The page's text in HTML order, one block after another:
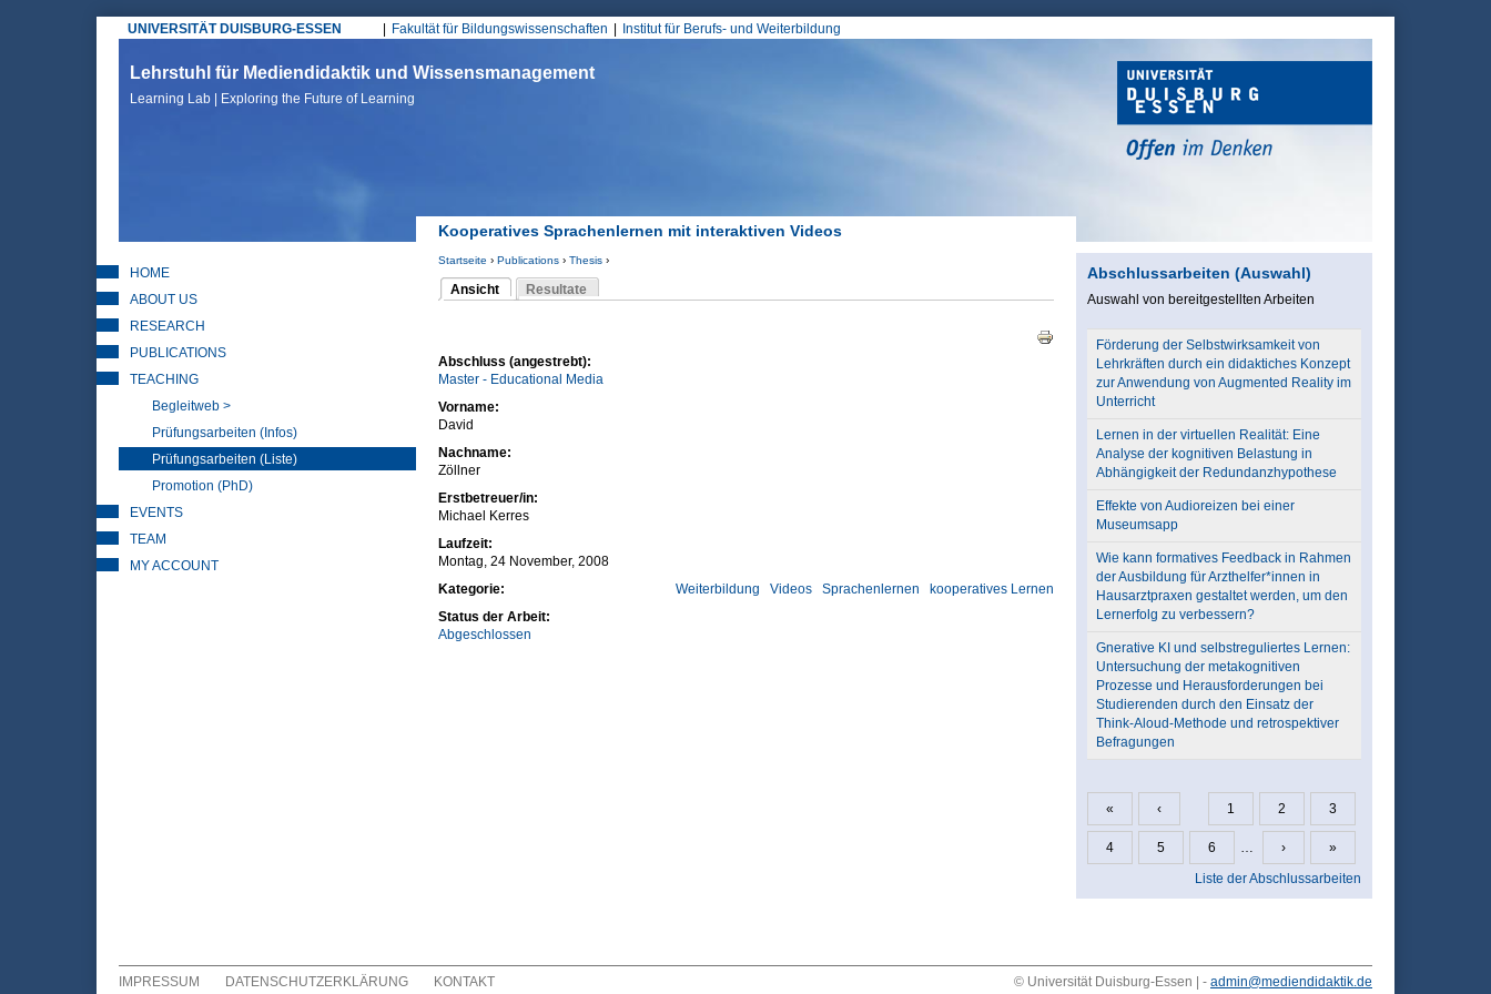
UNIVERSITÄT DUISBURG-ESSEN
Hauptmenü
Fakultät für Bildungswissenschaften Institut für Berufs- und Weiterbildung
Lehrstuhl für Mediendidaktik und Wissensmanagement
Learning Lab | Exploring the Future of Learning
Kooperatives Sprachenlernen mit interaktiven Videos
Sie sind hier
Startseite › Publications› Thesis›
Ansicht
(aktiver Reiter)
Resultate
Abschluss (angestrebt):
Master - Educational Media
Vorname:
David
Nachname:
Zöllner
Erstbetreuer/in:
Michael Kerres
Laufzeit:
Montag, 24 November, 2008
Kategorie:
kooperatives Lernen
Sprachenlernen
Videos
Weiterbildung
Status der Arbeit:
Abgeschlossen
HOME
ABOUT US
RESEARCH
PUBLICATIONS
TEACHING
Begleitweb >
Prüfungsarbeiten (Infos)
Prüfungsarbeiten (Liste)
Promotion (PhD)
EVENTS
TEAM
MY ACCOUNT
Abschlussarbeiten (Auswahl)
Auswahl von bereitgestellten Arbeiten
Förderung der Selbstwirksamkeit von
Lehrkräften durch ein didaktiches Konzept
zur Anwendung von Augmented Reality im
Unterricht
Lernen in der virtuellen Realität: Eine
Analyse der kognitiven Belastung in
Abhängigkeit der Redundanzhypothese
Effekte von Audioreizen bei einer
Museumsapp
Wie kann formatives Feedback in Rahmen
der Ausbildung für Arzthelfer*innen in
Hausarztpraxen gestaltet werden, um den
Lernerfolg zu verbessern?
Gnerative KI und selbstreguliertes Lernen:
Untersuchung der metakognitiven
Prozesse und Herausforderungen bei
Studierenden durch den Einsatz der
Think-Aloud-Methode und retrospektiver
Befragungen
Seiten
« ‹ 1 2 3
4 5 6 … ›
»
Liste der Abschlussarbeiten
IMPRESSUM DATENSCHUTZERKLÄRUNG KONTAKT © Universität Duisburg-Essen | - admin@mediendidaktik.de